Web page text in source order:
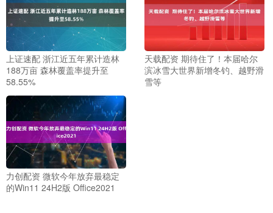
上证速配 浙江近五年累计造林
188万亩 森林覆盖率提升至
58.55%
天载配资 期待住了！本届哈尔
滨冰雪大世界新增冬钓、越野滑
雪等
力创配资 微软今年放弃最稳定
的Win11 24H2版 Office2021